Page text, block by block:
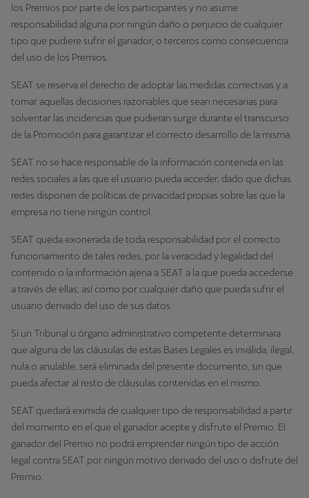
los Premios por parte de los participantes y no asume
responsabilidad alguna por ningún daño o perjuicio de cualquier
tipo que pudiere sufrir el ganador, o terceros como consecuencia
del uso de los Premios.
SEAT se reserva el derecho de adoptar las medidas correctivas y a
tomar aquellas decisiones razonables que sean necesarias para
solventar las incidencias que pudieran surgir durante el transcurso
de la Promoción para garantizar el correcto desarrollo de la misma.
SEAT no se hace responsable de la información contenida en las
redes sociales a las que el usuario pueda acceder, dado que dichas
redes disponen de políticas de privacidad propias sobre las que la
empresa no tiene ningún control.
SEAT queda exonerada de toda responsabilidad por el correcto
funcionamiento de tales redes, por la veracidad y legalidad del
contenido o la información ajena a SEAT a la que pueda accederse
a través de ellas, así como por cualquier daño que pueda sufrir el
usuario derivado del uso de sus datos.
Si un Tribunal u órgano administrativo competente determinara
que alguna de las cláusulas de estas Bases Legales es inválida, ilegal,
nula o anulable, será eliminada del presente documento, sin que
pueda afectar al resto de cláusulas contenidas en el mismo.
SEAT quedará eximida de cualquier tipo de responsabilidad a partir
del momento en el que el ganador acepte y disfrute el Premio. El
ganador del Premio no podrá emprender ningún tipo de acción
legal contra SEAT por ningún motivo derivado del uso o disfrute del
Premio.